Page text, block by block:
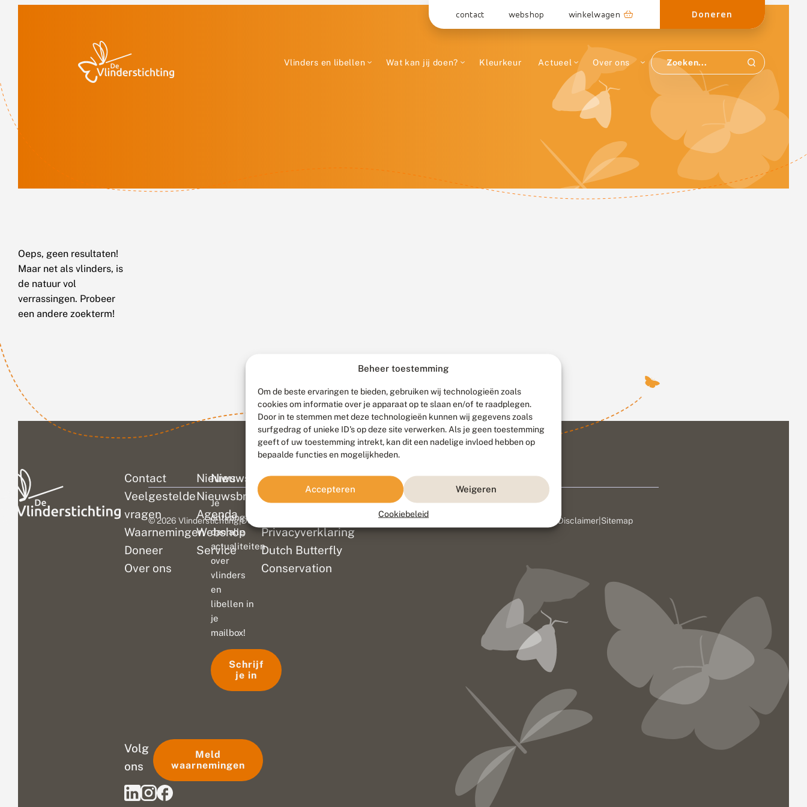
Beheer toestemming
Om de beste ervaringen te bieden, gebruiken wij technologieën zoals
cookies om informatie over je apparaat op te slaan en/of te raadplegen.
Door in te stemmen met deze technologieën kunnen wij gegevens zoals
surfgedrag of unieke ID's op deze site verwerken. Als je geen toestemming
geeft of uw toestemming intrekt, kan dit een nadelige invloed hebben op
bepaalde functies en mogelijkheden.
Accepteren Weigeren
Cookiebeleid
contact webshop winkelwagen Doneren
Vlinders en libellen Wat kan jij doen? Kleurkeur Actueel Over ons
Oeps, geen resultaten!
Maar net als vlinders, is
de natuur vol
verrassingen. Probeer
een andere zoekterm!
Contact
Veelgestelde
vragen
Waarnemingen
Doneer
Over ons
Nieuws
Nieuwsbrief
Agenda
Webshop
Service
Colofon
Disclaimer
Privacyverklaring
Dutch Butterfly
Conservation
Nieuwsbrief
Je
ontvangt
dan alle
actualiteiten
over
vlinders
en
libellen in
je
mailbox!
Schrijf
je in
Volg
ons
Meld
waarnemingen
© 2026 Vlinderstichting|Duurzaam ontwikkeld door Go2People, ontworpen door Disclaimer Sitemap